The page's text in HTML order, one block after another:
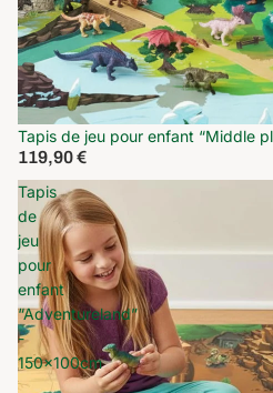
Tapis de jeu pour enfant “Middle
119,90 €
Tapis
de
jeu
pour
enfant
“Adventureland”
-
150x100cm